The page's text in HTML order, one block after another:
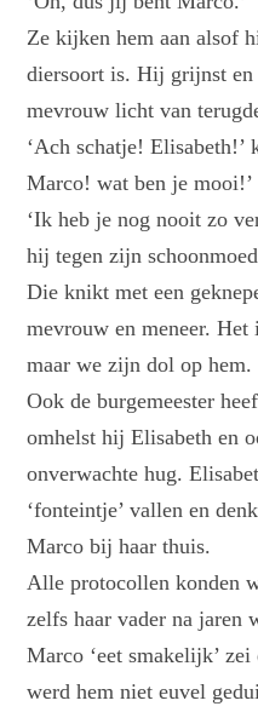
Ze kijken hem aan alsof
diersoort is. Hij grijnst en
mevrouw licht van
‘Ach schatje!
Marco! wat ben je mooi!’
‘Ik heb je nog nooit zo
hij tegen zijn
Die knikt met een
mevrouw en meneer. Het
maar we zijn dol op hem.
Ook de burgemeester
omhelst hij Elisabeth en
onverwachte hug.
‘fonteintje’ vallen en
Marco bij haar thuis.
Alle protocollen konden
zelfs haar vader na jaren
Marco ‘eet smakelijk’
werd hem niet euvel